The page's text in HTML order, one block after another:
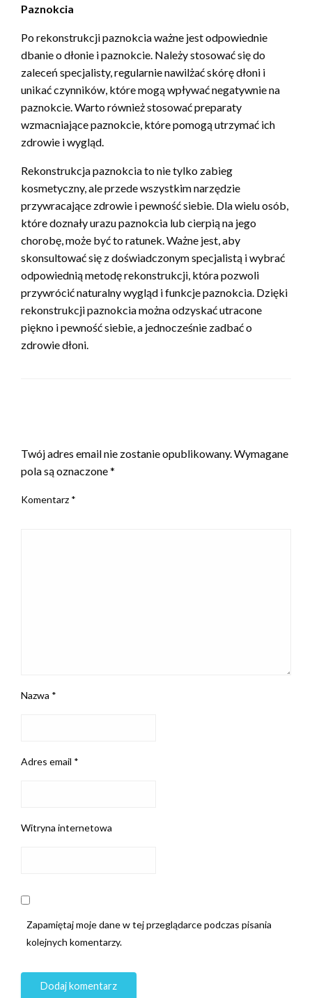
Paznokcia
Po rekonstrukcji paznokcia ważne jest odpowiednie
dbanie o dłonie i paznokcie. Należy stosować się do
zaleceń specjalisty, regularnie nawilżać skórę dłoni i
unikać czynników, które mogą wpływać negatywnie na
paznokcie. Warto również stosować preparaty
wzmacniające paznokcie, które pomogą utrzymać ich
zdrowie i wygląd.
Rekonstrukcja paznokcia to nie tylko zabieg
kosmetyczny, ale przede wszystkim narzędzie
przywracające zdrowie i pewność siebie. Dla wielu osób,
które doznały urazu paznokcia lub cierpią na jego
chorobę, może być to ratunek. Ważne jest, aby
skonsultować się z doświadczonym specjalistą i wybrać
odpowiednią metodę rekonstrukcji, która pozwoli
przywrócić naturalny wygląd i funkcje paznokcia. Dzięki
rekonstrukcji paznokcia można odzyskać utracone
piękno i pewność siebie, a jednocześnie zadbać o
zdrowie dłoni.
Twój adres email nie zostanie opublikowany. Wymagane
pola są oznaczone*
Komentarz *
Nazwa *
Adres email *
Witryna internetowa
Zapamiętaj moje dane w tej przeglądarce podczas pisania
kolejnych komentarzy.